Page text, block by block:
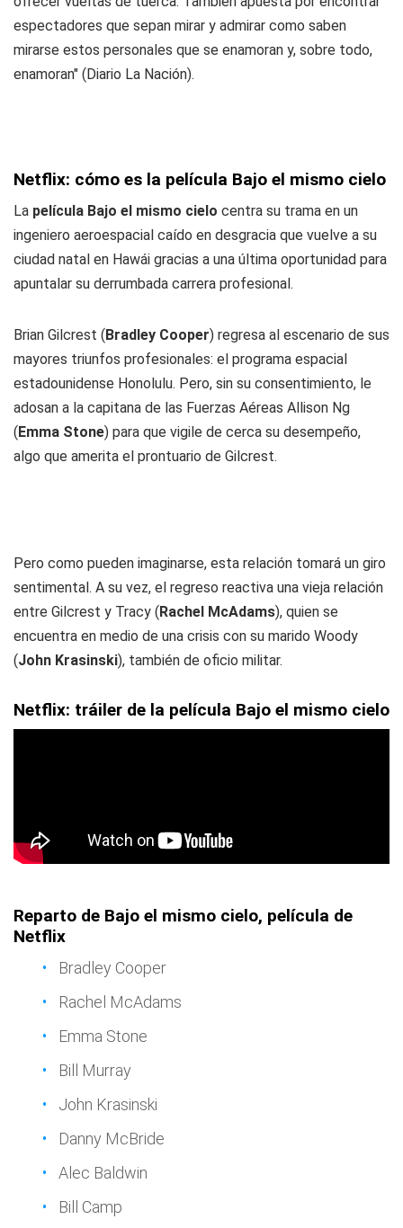
espectadores que sepan mirar y admirar como saben
mirarse estos personales que se enamoran y, sobre todo,
enamoran" (Diario La Nación).
Netflix: cómo es la película Bajo el mismo cielo
La película Bajo el mismo cielo centra su trama en un
ingeniero aeroespacial caído en desgracia que vuelve a su
ciudad natal en Hawái gracias a una última oportunidad para
apuntalar su derrumbada carrera profesional.
Brian Gilcrest (Bradley Cooper) regresa al escenario de sus
mayores triunfos profesionales: el programa espacial
estadounidense Honolulu. Pero, sin su consentimiento, le
adosan a la capitana de las Fuerzas Aéreas Allison Ng
(Emma Stone) para que vigile de cerca su desempeño,
algo que amerita el prontuario de Gilcrest.
Pero como pueden imaginarse, esta relación tomará un giro
sentimental. A su vez, el regreso reactiva una vieja relación
entre Gilcrest y Tracy (Rachel McAdams), quien se
encuentra en medio de una crisis con su marido Woody
(John Krasinski), también de oficio militar.
Netflix: tráiler de la película Bajo el mismo cielo
Reparto de Bajo el mismo cielo, película de
Netflix
Bradley Cooper
Rachel McAdams
Emma Stone
Bill Murray
John Krasinski
Danny McBride
Alec Baldwin
Bill Camp